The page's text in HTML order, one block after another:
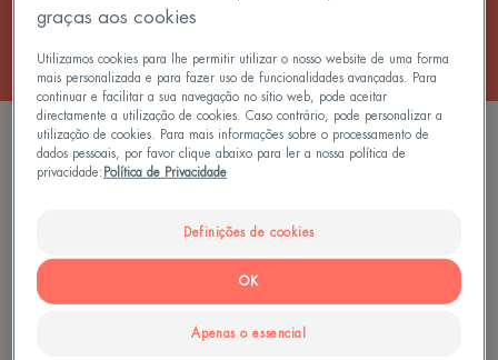
2 resultados "Cuidados nutritivos"
Creme
duche
graças aos cookies
Utilizamos cookies para lhe permitir utilizar o nosso website de uma forma
mais personalizada e para fazer uso de funcionalidades avançadas. Para
continuar e facilitar a sua navegação no sítio web, pode aceitar
directamente a utilização de cookies. Caso contrário, pode personalizar a
utilização de cookies. Para mais informações sobre o processamento de
dados pessoais, por favor clique abaixo para ler a nossa política de
privacidade: Política de Privacidade
Definições de cookies
Apenas o essencial
OK